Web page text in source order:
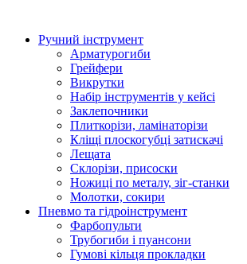
Ручний інструмент
Арматурогиби
Грейфери
Викрутки
Набір інструментів у кейсі
Заклепочники
Плиткорізи, ламінаторізи
Кліщі плоскогубці затискачі
Лещата
Склорізи, присоски
Ножиці по металу, зіг-станки
Молотки, сокири
Пневмо та гідроінструмент
Фарбопульти
Трубогиби і пуансони
Гумові кільця прокладки